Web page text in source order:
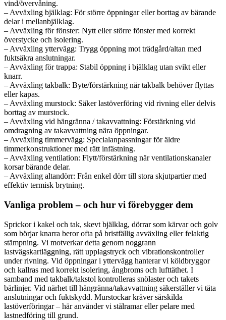
vind/övervåning.
– Avväxling bjälklag: För större öppningar eller borttag av bärande
delar i mellanbjälklag.
– Avväxling för fönster: Nytt eller större fönster med korrekt
överstycke och isolering.
– Avväxling yttervägg: Trygg öppning mot trädgård/altan med
fuktsäkra anslutningar.
– Avväxling för trappa: Stabil öppning i bjälklag utan svikt eller
knarr.
– Avväxling takbalk: Byte/förstärkning när takbalk behöver flyttas
eller kapas.
– Avväxling murstock: Säker lastöverföring vid rivning eller delvis
borttag av murstock.
– Avväxling vid hängränna / takavvattning: Förstärkning vid
omdragning av takavvattning nära öppningar.
– Avväxling timmervägg: Specialanpassningar för äldre
timmerkonstruktioner med rätt infästning.
– Avväxling ventilation: Flytt/förstärkning när ventilationskanaler
korsar bärande delar.
– Avväxling altandörr: Från enkel dörr till stora skjutpartier med
effektiv termisk brytning.
Vanliga problem – och hur vi förebygger dem
Sprickor i kakel och tak, skevt bjälklag, dörrar som kärvar och golv
som börjar knarra beror ofta på bristfällig avväxling eller felaktig
stämpning. Vi motverkar detta genom noggrann
lastvägskartläggning, rätt upplagstryck och vibrationskontroller
under rivning. Vid öppningar i yttervägg hanterar vi köldbryggor
och kallras med korrekt isolering, ångbroms och lufttäthet. I
samband med takbalk/takstol kontrolleras snölaster och takets
bärlinjer. Vid närhet till hängränna/takavvattning säkerställer vi täta
anslutningar och fuktskydd. Murstockar kräver särskilda
lastöverföringar – här använder vi stålramar eller pelare med
lastnedföring till grund.